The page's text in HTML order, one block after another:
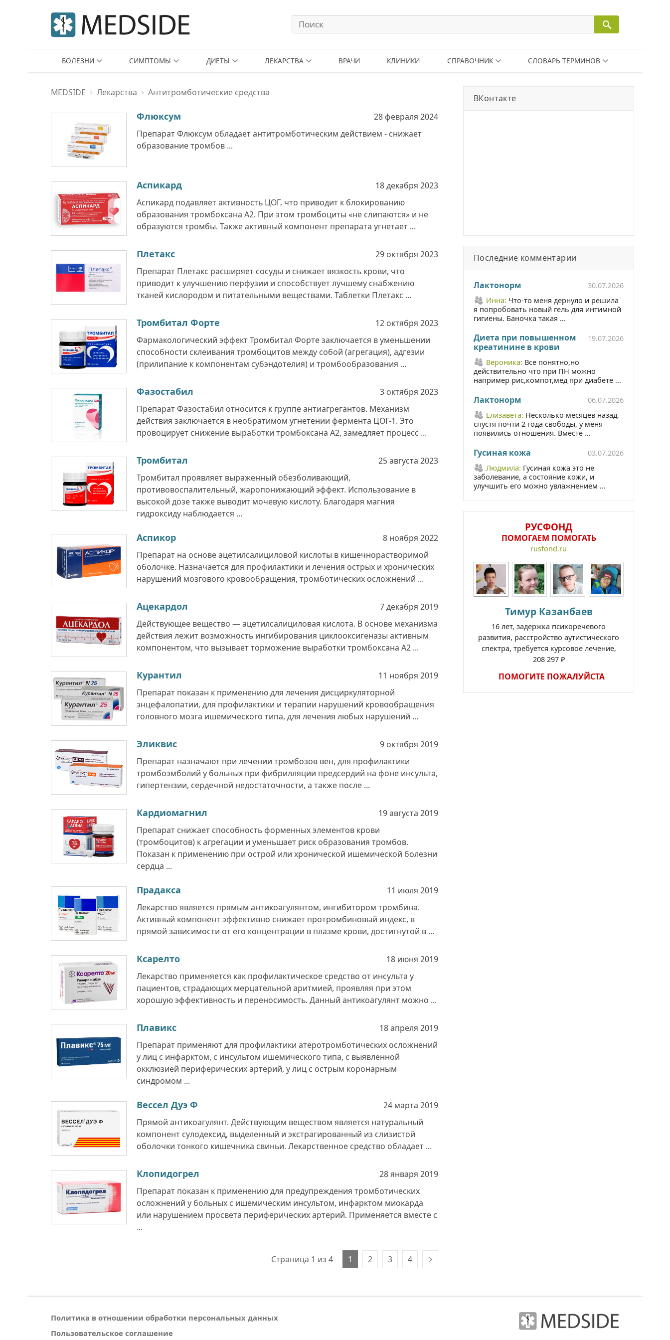
БОЛЕЗНИ СИМПТОМЫ ДИЕТЫ ЛЕКАРСТВА ВРАЧИ КЛИНИКИ СПРАВОЧНИК СЛОВАРЬ ТЕРМИНОВ
MEDSIDE Лекарства Антитромботические средства
28 февраля 2024
Флюксум
Препарат Флюксум обладает антитромботическим действием - снижает
образование тромбов ...
18 декабря 2023
Аспикард
Аспикард подавляет активность ЦОГ, что приводит к блокированию
образования тромбоксана A2. При этом тромбоциты «не слипаются» и не
образуются тромбы. Также активный компонент препарата угнетает ...
29 октября 2023
Плетакс
Препарат Плетакс расширяет сосуды и снижает вязкость крови, что
приводит к улучшению перфузии и способствует лучшему снабжению
тканей кислородом и питательными веществами. Таблетки Плетакс ...
12 октября 2023
Тромбитал Форте
Фармакологический эффект Тромбитал Форте заключается в уменьшении
способности склеивания тромбоцитов между собой (агрегация), адгезии
(прилипание к компонентам субэндотелия) и тромбообразования ...
3 октября 2023
Фазостабил
Препарат Фазостабил относится к группе антиагрегантов. Механизм
действия заключается в необратимом угнетении фермента ЦОГ-1. Это
провоцирует снижение выработки тромбоксана A2, замедляет процесс ...
25 августа 2023
Тромбитал
Тромбитал проявляет выраженный обезболивающий,
противовоспалительный, жаропонижающий эффект. Использование в
высокой дозе также выводит мочевую кислоту. Благодаря магния
гидроксиду наблюдается ...
8 ноября 2022
Аспикор
Препарат на основе ацетилсалициловой кислоты в кишечнорастворимой
оболочке. Назначается для профилактики и лечения острых и хронических
нарушений мозгового кровообращения, тромботических осложнений ...
7 декабря 2019
Ацекардол
Действующее вещество — ацетилсалициловая кислота. В основе механизма
действия лежит возможность ингибирования циклооксигеназы активным
компонентом, что вызывает торможение выработки тромбоксана А2 ...
11 ноября 2019
Курантил
Препарат показан к применению для лечения дисциркуляторной
энцефалопатии, для профилактики и терапии нарушений кровообращения
головного мозга ишемического типа, для лечения любых нарушений ...
9 октября 2019
Эликвис
Препарат назначают при лечении тромбозов вен, для профилактики
тромбоэмболий у больных при фибрилляции предсердий на фоне инсульта,
гипертензии, сердечной недостаточности, а также после ...
19 августа 2019
Кардиомагнил
Препарат снижает способность форменных элементов крови
(тромбоцитов) к агрегации и уменьшает риск образования тромбов.
Показан к применению при острой или хронической ишемической болезни
сердца ...
11 июля 2019
Прадакса
Лекарство является прямым антикоагулянтом, ингибитором тромбина.
Активный компонент эффективно снижает протромбиновый индекс, в
прямой зависимости от его концентрации в плазме крови, достигнутой в ...
18 июня 2019
Ксарелто
Лекарство применяется как профилактическое средство от инсульта у
пациентов, страдающих мерцательной аритмией, проявляя при этом
хорошую эффективность и переносимость. Данный антикоагулянт можно ...
18 апреля 2019
Плавикс
Препарат применяют для профилактики атеротромботических осложнений
у лиц с инфарктом, с инсультом ишемического типа, с выявленной
окклюзией периферических артерий, у лиц с острым коронарным
синдромом ...
24 марта 2019
Вессел Дуэ Ф
Прямой антикоагулянт. Действующим веществом является натуральный
компонент сулодексид, выделенный и экстрагированный из слизистой
оболочки тонкого кишечника свиньи. Лекарственное средство обладает ...
28 января 2019
Клопидогрел
Препарат показан к применению для предупреждения тромботических
осложнений у больных с ишемическим инсультом, инфарктом миокарда
или нарушением просвета периферических артерий. Применяется вместе с
...
Страница 1 из 4 1 2 3 4
ВКонтакте
Последние комментарии
Лактонорм
30.07.2026
Инна: Что-то меня дернуло и решила
я попробовать новый гель для интимной
гигиены. Баночка такая ...
Диета при повышенном
креатинине в крови
19.07.2026
Вероника: Все понятно,но
действительно что при ПН можно
например рис,компот,мед при диабете ...
Лактонорм
06.07.2026
Елизавета: Несколько месяцев назад,
спустя почти 2 года свободы, у меня
появились отношения. Вместе ...
Гусиная кожа
03.07.2026
Людмила: Гусиная кожа это не
заболевание, а состояние кожи, и
улучшить его можно увлажнением ...
РУСФОНД
ПОМОГАЕМ ПОМОГАТЬ
rusfond.ru
Тимур Казанбаев
16 лет, задержка психоречевого
развития, расстройство аутистического
спектра, требуется курсовое лечение,
208 297 ₽
ПОМОГИТЕ ПОЖАЛУЙСТА
Политика в отношении обработки персональных данных
Пользовательское соглашение